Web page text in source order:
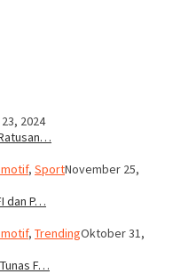
2024
, SportNovember 25,
dan P…
, TrendingOktober 31,
F…